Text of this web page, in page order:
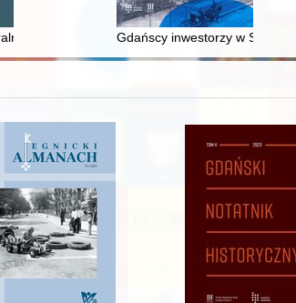
synów szlacheckich w XVI-wiecznej
Gdańscy inwestorzy w